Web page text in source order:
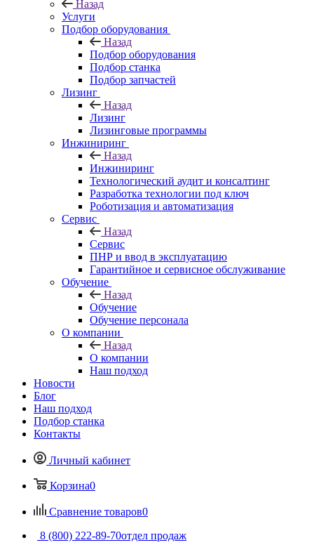
Назад
Услуги
Подбор оборудования
Назад
Подбор оборудования
Подбор станка
Подбор запчастей
Лизинг
Назад
Лизинг
Лизинговые программы
Инжиниринг
Назад
Инжиниринг
Технологический аудит и консалтинг
Разработка технологии под ключ
Роботизация и автоматизация
Сервис
Назад
Сервис
ПНР и ввод в эксплуатацию
Гарантийное и сервисное обслуживание
Обучение
Назад
Обучение
Обучение персонала
О компании
Назад
О компании
Наш подход
Новости
Блог
Наш подход
Подбор станка
Контакты
Личный кабинет
Корзина0
Сравнение товаров0
8 (800) 222-89-70отдел продаж